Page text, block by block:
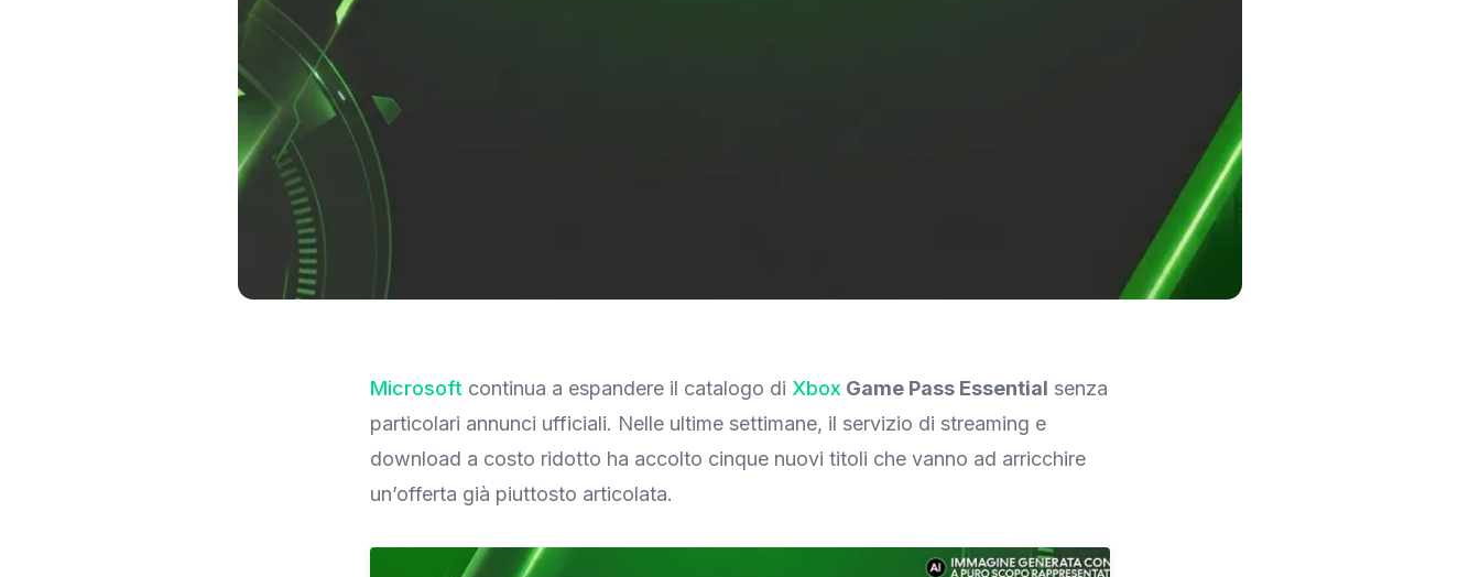
Microsoft continua a espandere il catalogo di Xbox Game Pass Essential senza
particolari annunci ufficiali. Nelle ultime settimane, il servizio di streaming e
download a costo ridotto ha accolto cinque nuovi titoli che vanno ad arricchire
un’offerta già piuttosto articolata.